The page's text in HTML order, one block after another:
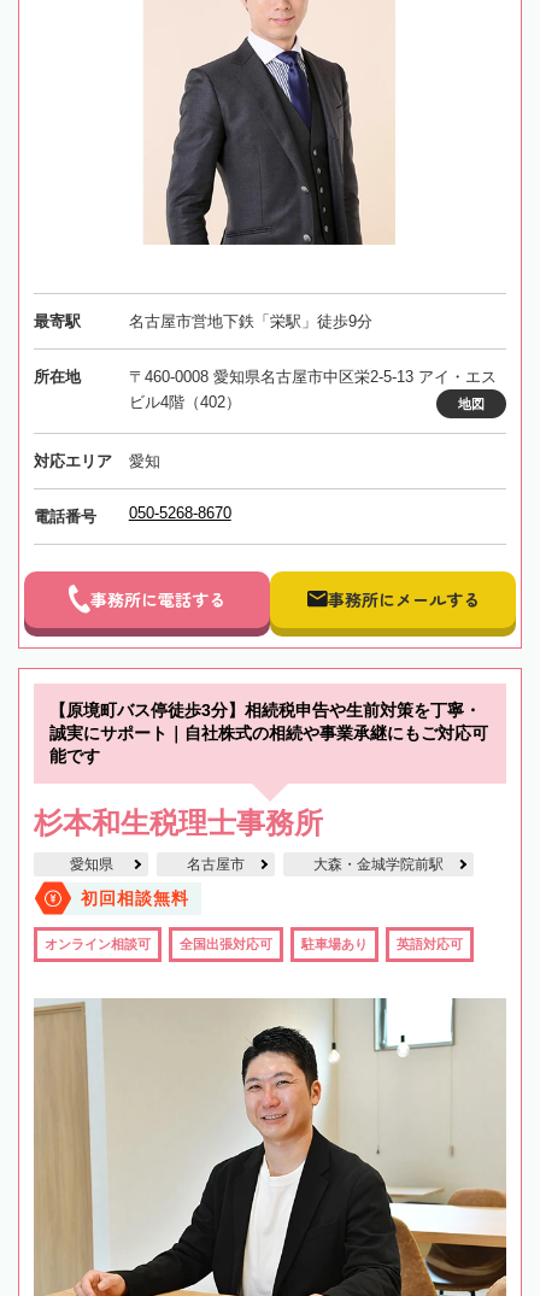
最寄駅 名古屋市営地下鉄「栄駅」徒歩9分
所在地
〒460-0008 愛知県名古屋市中区栄2-5-13 アイ・エス
ビル4階（402）
地図
対応エリア 愛知
電話番号 050-5268-8670
事務所に電話する 事務所にメールする
【原境町バス停徒歩3分】相続税申告や生前対策を丁寧・
誠実にサポート｜自社株式の相続や事業承継にもご対応可
能です
杉本和生税理士事務所
愛知県 名古屋市 大森・金城学院前駅
初回相談無料
オンライン相談可 全国出張対応可 駐車場あり 英語対応可